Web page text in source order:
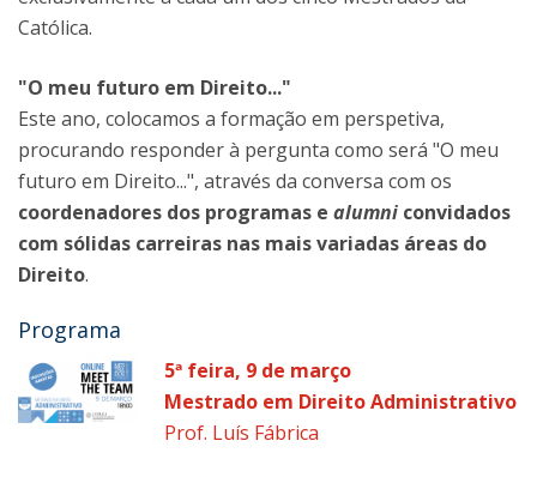
Católica.
"O meu futuro em Direito..."
Este ano, colocamos a formação em perspetiva,
procurando responder à pergunta como será "O meu
futuro em Direito...", através da conversa com os
coordenadores dos programas e alumni convidados
com sólidas carreiras nas mais variadas áreas do
Direito.
Programa
5ª feira, 9 de março
Mestrado em Direito Administrativo
Prof. Luís Fábrica